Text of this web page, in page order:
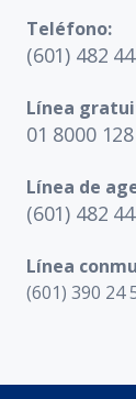
Teléfono:
(601) 482
Línea
01 8000
Línea de
(601) 482
Línea
(601) 390 24